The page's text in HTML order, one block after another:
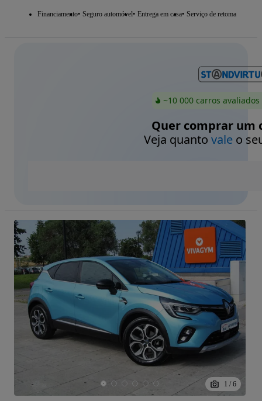
Financiamento Seguro automóvel Entrega em casa Serviço de retoma
~10 000 carros
Quer comprar um
Veja quanto valeo
1 / 6